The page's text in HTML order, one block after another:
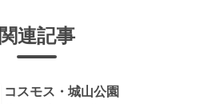
関連記事
コスモス・城山公園